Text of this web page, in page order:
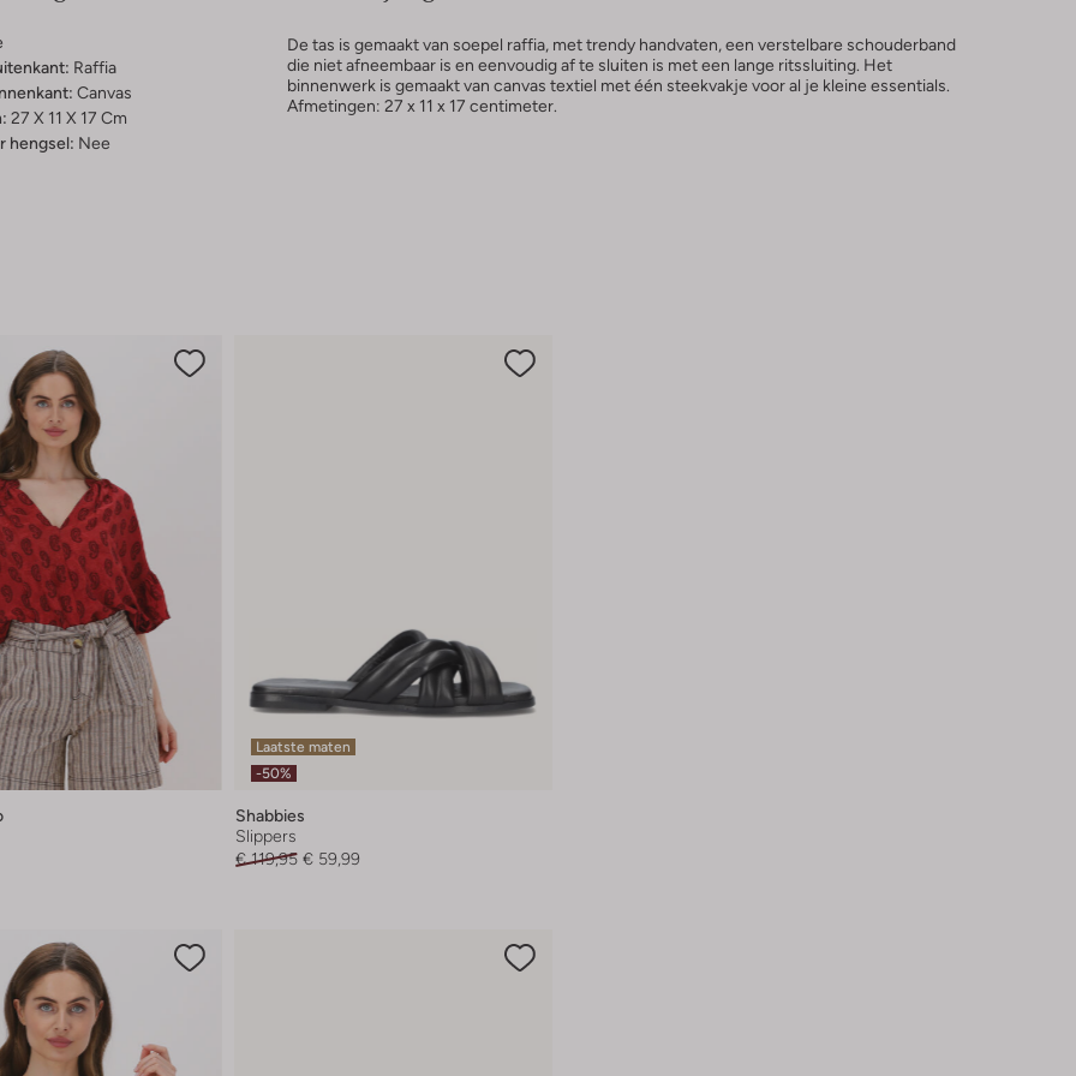
Raffia
Canvas
27 X 11 X 17 Cm
hengsel: Nee
De tas is gemaakt van soepel raffia, met trendy handvaten, een verstelbare schouderband
die niet afneembaar is en eenvoudig af te sluiten is met een lange ritssluiting. Het
binnenwerk is gemaakt van canvas textiel met één steekvakje voor al je kleine essentials.
Afmetingen: 27 x 11 x 17 centimeter.
Laatste maten
-50%
Shabbies
Slippers
€ 119,95 € 59,99